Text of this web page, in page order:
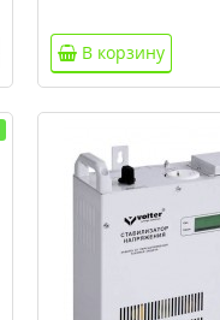
В корзину